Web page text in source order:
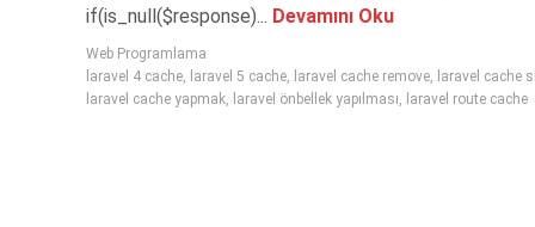
if(is_null($response)... Devamını Oku
Web Programlama
laravel 4 cache, laravel 5 cache, laravel cache remove, laravel cache
laravel cache yapmak, laravel önbellek yapılması, laravel route cache